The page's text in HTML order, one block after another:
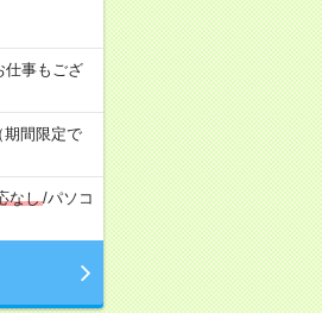
仕事もござ
間限定で
なし/パソコ